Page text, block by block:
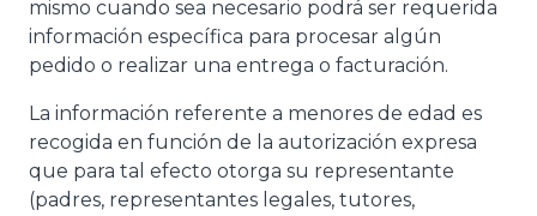
mismo cuando sea necesario podrá ser requerida
información específica para procesar algún
pedido o realizar una entrega o facturación.
La información referente a menores de edad es
recogida en función de la autorización expresa
que para tal efecto otorga su representante
(padres, representantes legales, tutores,